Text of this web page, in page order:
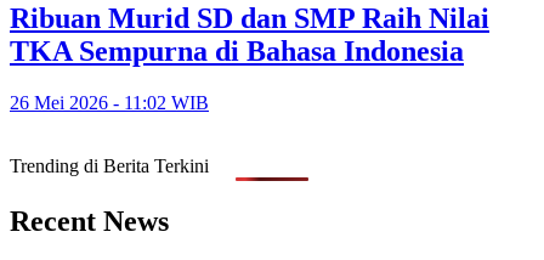
Ribuan Murid SD dan SMP Raih Nilai
TKA Sempurna di Bahasa Indonesia
26 Mei 2026 - 11:02 WIB
Trending di Berita Terkini
Recent News